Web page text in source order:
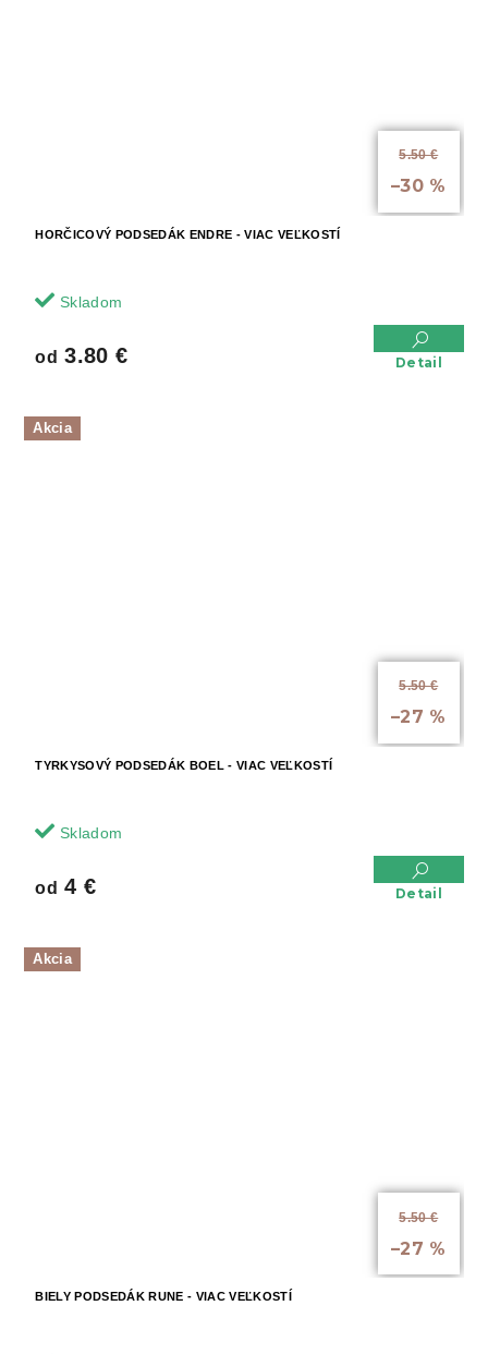
5.50 €
–30 %
HORČICOVÝ PODSEDÁK ENDRE - VIAC VEĽKOSTÍ
Skladom
od 3.80 € Detail
Akcia
5.50 €
–27 %
TYRKYSOVÝ PODSEDÁK BOEL - VIAC VEĽKOSTÍ
Skladom
od 4 € Detail
Akcia
5.50 €
–27 %
BIELY PODSEDÁK RUNE - VIAC VEĽKOSTÍ